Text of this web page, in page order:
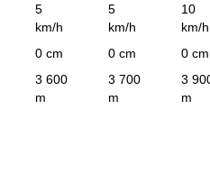
5
km/h
5
km/h
10
km/h
0 cm 0 cm 0 cm
3 600
m
3 700
m
3
m